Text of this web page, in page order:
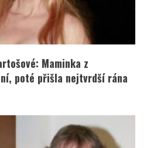
Maminka z
poté přišla nejtvrdší rána